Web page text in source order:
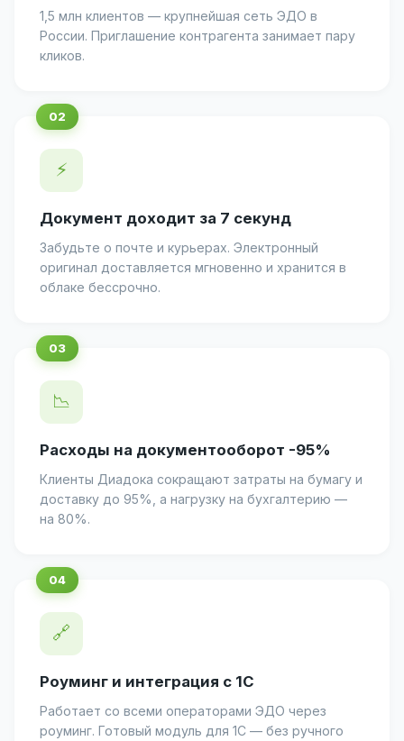
1,5 млн клиентов — крупнейшая сеть ЭДО в
России. Приглашение контрагента занимает пару
кликов.
⚡
Документ доходит за 7 секунд
Забудьте о почте и курьерах. Электронный
оригинал доставляется мгновенно и хранится в
облаке бессрочно.
📉
Расходы на документооборот -95%
Клиенты Диадока сокращают затраты на бумагу и
доставку до 95%, а нагрузку на бухгалтерию —
на 80%.
🔗
Роуминг и интеграция с 1С
Работает со всеми операторами ЭДО через
роуминг. Готовый модуль для 1С — без ручного